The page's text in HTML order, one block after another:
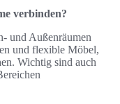
verbinden?
und Außenräumen
und flexible Möbel,
Wichtig sind auch